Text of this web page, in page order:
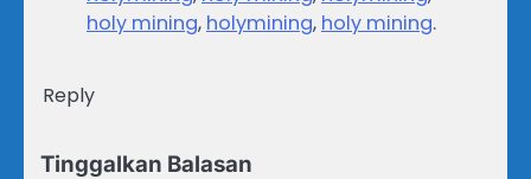
holy mining, holymining, holy mining.
Reply
Tinggalkan Balasan